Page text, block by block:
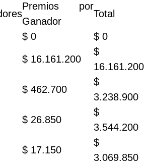
Premios por
Ganador
Total
$ 0 $ 0
$ 16.161.200
$
16.161.200
$ 462.700
$
3.238.900
$ 26.850
$
3.544.200
$ 17.150
$
3.069.850